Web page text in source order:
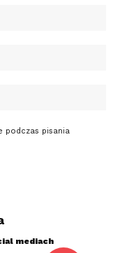
podczas pisania
mediach